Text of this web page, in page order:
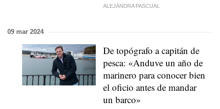
ALEJANDRA PASCUAL
09 mar 2024
De topógrafo a capitán de
pesca: «Anduve un año de
marinero para conocer bien
el oficio antes de mandar
un barco»